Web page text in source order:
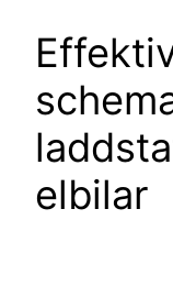
elbilar